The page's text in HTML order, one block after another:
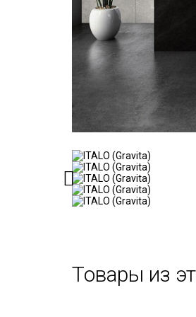
Товары из